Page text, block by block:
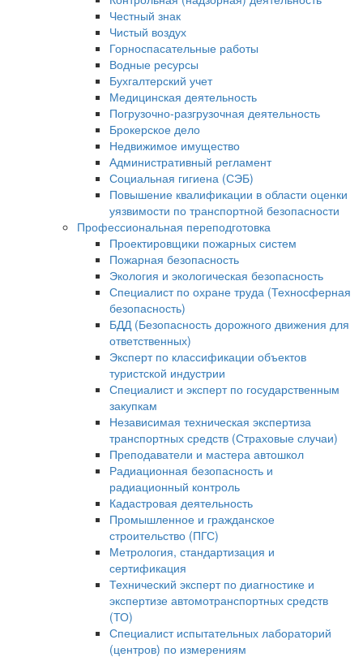
Честный знак
Чистый воздух
Горноспасательные работы
Водные ресурсы
Бухгалтерский учет
Медицинская деятельность
Погрузочно-разгрузочная деятельность
Брокерское дело
Недвижимое имущество
Административный регламент
Социальная гигиена (СЭБ)
Повышение квалификации в области оценки
уязвимости по транспортной безопасности
Профессиональная переподготовка
Проектировщики пожарных систем
Пожарная безопасность
Экология и экологическая безопасность
Специалист по охране труда (Техносферная
безопасность)
БДД (Безопасность дорожного движения для
ответственных)
Эксперт по классификации объектов
туристской индустрии
Специалист и эксперт по государственным
закупкам
Независимая техническая экспертиза
транспортных средств (Страховые случаи)
Преподаватели и мастера автошкол
Радиационная безопасность и
радиационный контроль
Кадастровая деятельность
Промышленное и гражданское
строительство (ПГС)
Метрология, стандартизация и
сертификация
Технический эксперт по диагностике и
экспертизе автомотранспортных средств
(ТО)
Специалист испытательных лабораторий
(центров) по измерениям